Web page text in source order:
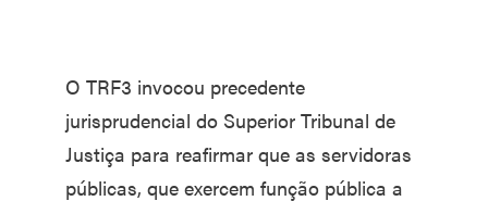
O TRF3 invocou precedente
jurisprudencial do Superior Tribunal de
Justiça para reafirmar que as servidoras
públicas, que exercem função pública a